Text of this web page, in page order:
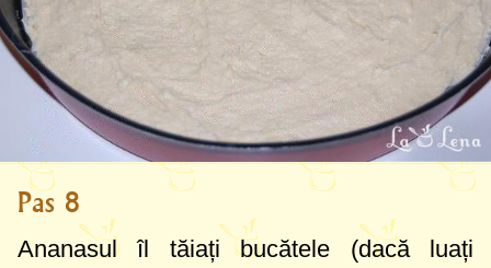
Pas 8
Ananasul îl tăiați bucătele (dacă luați